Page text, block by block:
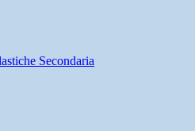
Secondaria